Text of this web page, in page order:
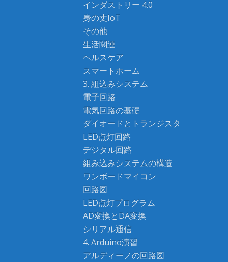
インダストリー 4.0
身の丈IoT
その他
生活関連
ヘルスケア
スマートホーム
3. 組込みシステム
電子回路
電気回路の基礎
ダイオードとトランジスタ
LED点灯回路
デジタル回路
組み込みシステムの構造
ワンボードマイコン
回路図
LED点灯プログラム
AD変換とDA変換
シリアル通信
4. Arduino演習
アルディーノの回路図